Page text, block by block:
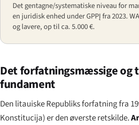
Det gentagne/systematiske niveau for
en juridisk enhed under GPPĮ fra 2023.
og lavere, op til ca. 5.000 €.
Det forfatningsmæssige og
fundament
Den litauiske Republiks forfatning fra
Konstitucija) er den øverste retskilde.